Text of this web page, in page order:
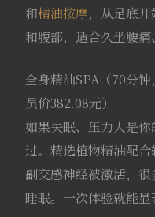
和精油按摩，从足底开
和腹部，适合久坐腰痛
全身精油SPA（70分
员价382.08元）
如果失眠、压力大是
过。精选植物精油配合
副交感神经被激活，
睡眠。一次体验就能显